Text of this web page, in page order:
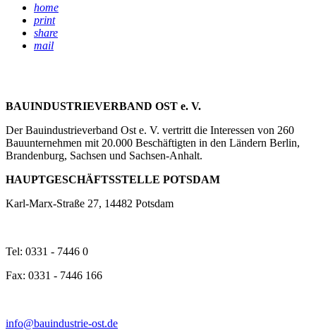
home
print
share
mail
BAUINDUSTRIEVERBAND OST e. V.
Der Bauindustrieverband Ost e. V. vertritt die Interessen von 260
Bauunternehmen mit 20.000 Beschäftigten in den Ländern Berlin,
Brandenburg, Sachsen und Sachsen-Anhalt.
HAUPTGESCHÄFTSSTELLE POTSDAM
Karl-Marx-Straße 27, 14482 Potsdam
Tel: 0331 - 7446 0
Fax: 0331 - 7446 166
info@bauindustrie-ost.de